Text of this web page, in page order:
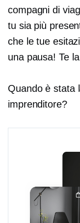
compagni di
tu sia più
che le tue
una pausa! Te
Quando è stata
imprenditore?